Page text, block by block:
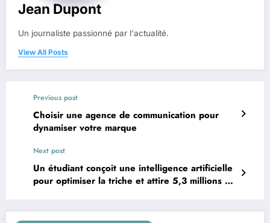
Jean Dupont
Un journaliste passionné par l'actualité.
View All Posts
Previous post
Choisir une agence de communication pour
dynamiser votre marque
Next post
Un étudiant conçoit une intelligence artificielle
pour optimiser la triche et attire 5,3 millions de